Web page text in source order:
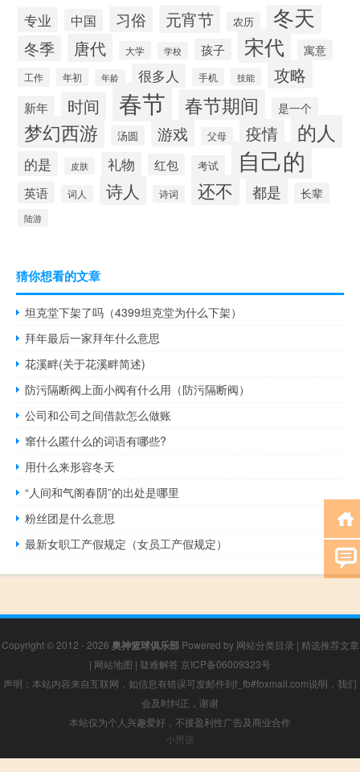
专业 中国 习俗 元宵节 农历 冬天
冬季 唐代 大学 学校 孩子 宋代 寓意
工作 年初 年龄 很多人 手机 技能 攻略
新年 时间 春节 春节期间 是一个
梦幻西游 汤圆 游戏 父母 疫情 的人
的是 皮肤 礼物 红包 考试 自己的
英语 词人 诗人 诗词 还不 都是 长辈
陆游
猜你想看的文章
坦克堂下架了吗（4399坦克堂为什么下架）
拜年最后一家拜年什么意思
花溪畔(关于花溪畔简述)
防污隔断阀上面小阀有什么用（防污隔断阀）
公司和公司之间借款怎么做账
窜什么匿什么的词语有哪些?
用什么来形容冬天
“人间和气阁春阴”的出处是哪里
粉丝团是什么意思
最新女职工产假规定（女员工产假规定）
Copyright © 2012 - 2026 奥神篮球俱乐部Powered by 网站分类目录 | 精选推荐文章
| 网站地图 | 疑难解答 京ICP备06009323号
声明：本站内容来自互联网，如信息有错误可发邮件到f_fb#foxmail.com说明，我们
会及时纠正，谢谢
本站仅为个人兴趣爱好，不接盈利性广告及商业合作
小男孩